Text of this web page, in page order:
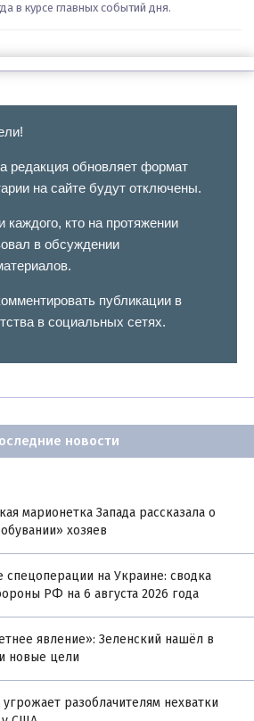
в курсе главных событий дня.
редакция обновляет формат
на сайте будут отключены.
каждого, кто на протяжении
в обсуждении
публикации в
в социальных сетях.
новости
марионетка Запада рассказала о
хозяев
спецоперации на Украине: сводка
РФ на 6 августа 2026 года
явление»: Зеленский нашёл в
новые цели
разоблачителям нехватки